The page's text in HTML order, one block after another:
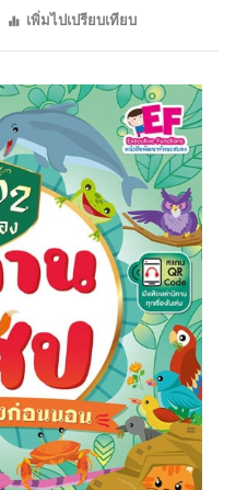
เพิ่มไปเปรียบเทียบ